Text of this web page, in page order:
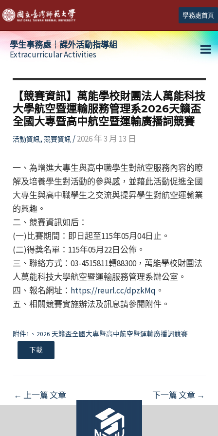
跳
至
主
學務處首頁
學生事務處┆課外活動指導組
Extracurricular Activities
【競賽資訊】萬能學校財團法人萬能科技
大學航空暨運輸服務管理系2026天籟盃
全國大專暨高中航空暨運輸廣播詞競賽
活動資訊, 競賽資訊/2026 年 3 月 13 日
一、為增進大專生與高中職學生對航空服務內容的瞭
解及培養學生對活動的參與感，並藉此活動促進全國
大專生與高中職學生之交流與提昇學生對航空運輸業
的興趣。
二、競賽資訊如后：
(一)比賽期間：即日起至115年05月04日止。
(二)得獎名單：115年05月22日公佈。
三、聯絡方式：03-4515811轉88300，萬能學校財團法
人萬能科技大學航空暨運輸服務管理系辦公室。
四、報名網址： https://reurl.cc/dpzkMq 。
五、相關競賽實施辦法及訊息請參閱附件。
附件1、2026 天籟盃全國大專暨高中航空暨運輸廣播詞競賽
下載
Post
navigation
← 上一篇 文章 下一篇 文章 →